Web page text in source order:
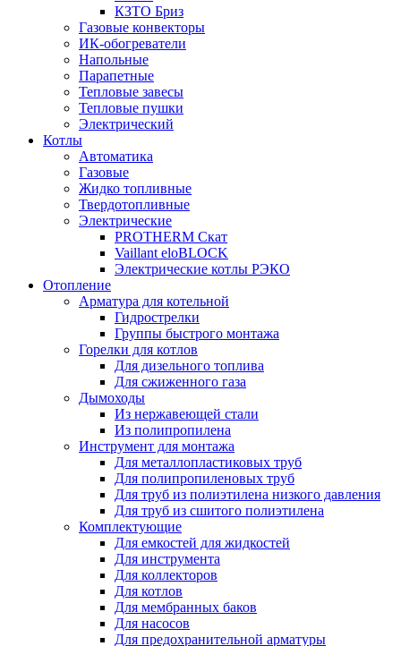
КЗТО Бриз
Газовые конвекторы
ИК-обогреватели
Напольные
Парапетные
Тепловые завесы
Тепловые пушки
Электрический
Котлы
Автоматика
Газовые
Жидко топливные
Твердотопливные
Электрические
PROTHERM Скат
Vaillant eloBLOCK
Электрические котлы РЭКО
Отопление
Арматура для котельной
Гидрострелки
Группы быстрого монтажа
Горелки для котлов
Для дизельного топлива
Для сжиженного газа
Дымоходы
Из нержавеющей стали
Из полипропилена
Инструмент для монтажа
Для металлопластиковых труб
Для полипропиленовых труб
Для труб из полиэтилена низкого давления
Для труб из сшитого полиэтилена
Комплектующие
Для емкостей для жидкостей
Для инструмента
Для коллекторов
Для котлов
Для мембранных баков
Для насосов
Для предохранительной арматуры